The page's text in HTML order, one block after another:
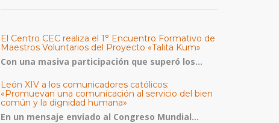
El Centro CEC realiza el 1° Encuentro Formativo de
Maestros Voluntarios del Proyecto «Talita Kum»
Con una masiva participación que superó los...
León XIV a los comunicadores católicos:
«Promuevan una comunicación al servicio del bien
común y la dignidad humana»
En un mensaje enviado al Congreso Mundial...